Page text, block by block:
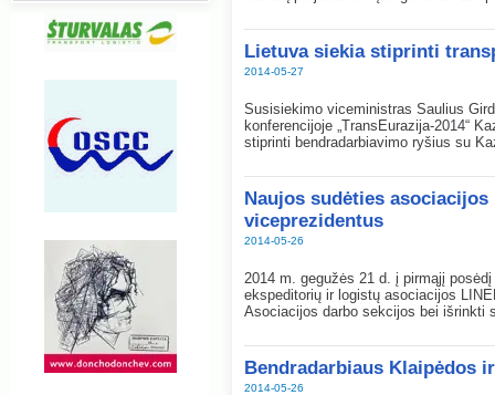
Lietuva siekia stiprinti
2014-05-27
Susisiekimo viceministras Saulius
konferencijoje „TransEurazija-2014“
stiprinti bendradarbiavimo ryšius su
Naujos sudėties
viceprezidentus
2014-05-26
2014 m. gegužės 21 d. į pirmąjį
ekspeditorių ir logistų asociacijos
Asociacijos darbo sekcijos bei išrinkti
Bendradarbiaus Klaipėdos
2014-05-26